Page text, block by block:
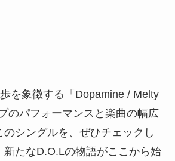
を象徴する「Dopamine / Melty
のパフォーマンスと楽曲の幅広
のシングルを、ぜひチェックし
新たなD.O.Lの物語がここから始